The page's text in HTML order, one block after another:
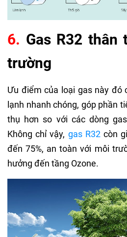
6. Gas R32 thân
trường
Ưu điểm của loại gas này đó
lạnh nhanh chóng, góp phần
thụ hơn so với các dòng
Không chỉ vậy, gas R32còn
đến 75%, an toàn với môi
hưởng đến tầng Ozone.